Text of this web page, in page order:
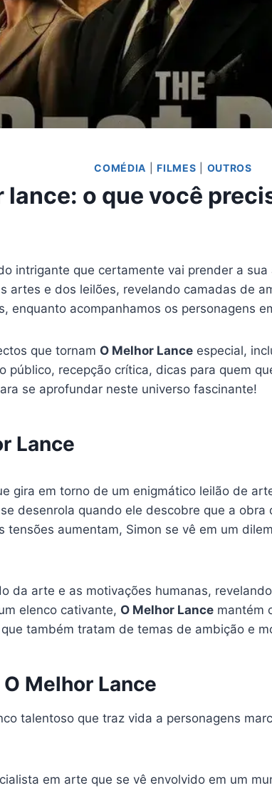
COMÉDIA |FILMES OUTROS
o que você
intrigante que certamente vai prender a
artes e dos leilões, revelando camadas de
enquanto acompanhamos os personagens
que tornam O Melhor Lance especial,
público, recepção crítica, dicas para quem
se aprofundar neste universo fascinante!
Lance
gira em torno de um enigmático leilão de
desenrola quando ele descobre que a
aumentam, Simon se vê em um
da arte e as motivações humanas,
elenco cativante, O Melhor Lance mantém
que também tratam de temas de ambição e
Melhor Lance
talentoso que traz vida a personagens
em arte que se vê envolvido em um